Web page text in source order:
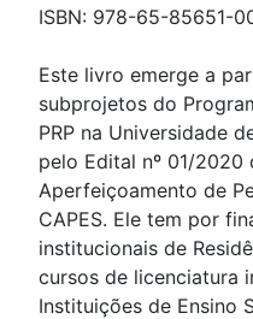
ISBN: 978-65-85651-
Este livro emerge a
subprojetos do
PRP na Universidade
pelo Edital nº 01/2020
Aperfeiçoamento de
CAPES. Ele tem por
institucionais de
cursos de licenciatura
Instituições de Ensino